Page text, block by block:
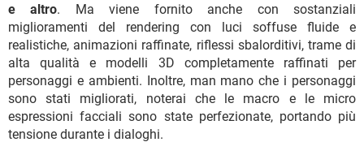
e altro. Ma viene fornito anche con sostanziali
miglioramenti del rendering con luci soffuse fluide e
realistiche, animazioni raffinate, riflessi sbalorditivi, trame di
alta qualità e modelli 3D completamente raffinati per
personaggi e ambienti. Inoltre, man mano che i personaggi
sono stati migliorati, noterai che le macro e le micro
espressioni facciali sono state perfezionate, portando più
tensione durante i dialoghi.